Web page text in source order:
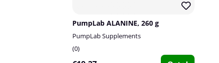
PumpLab ALANINE, 260 g
PumpLab Supplements
0